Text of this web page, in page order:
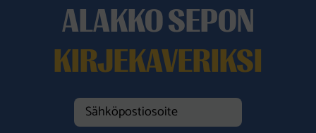
ALAKKO SEPON
KIRJEKAVERIKSI